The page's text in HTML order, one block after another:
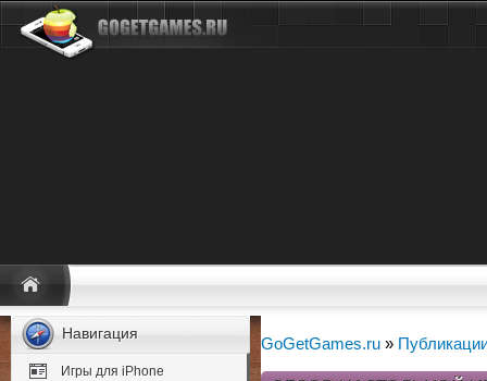
Навигация
Игры для iPhone
GoGetGames.ru »